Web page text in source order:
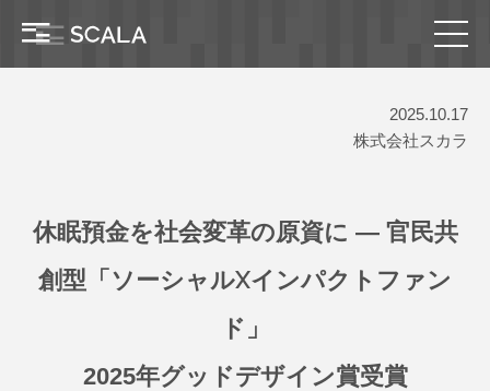
2025.10.17
株式会社スカラ
休眠預金を社会変革の原資に ― 官民共
創型「ソーシャルXインパクトファン
ド」
2025年グッドデザイン賞受賞